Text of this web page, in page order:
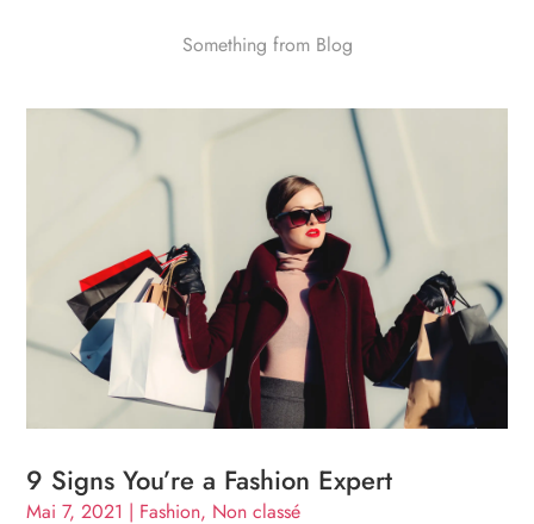
Something from Blog
9 Signs You’re a Fashion Expert
Mai 7, 2021 | Fashion, Non classé